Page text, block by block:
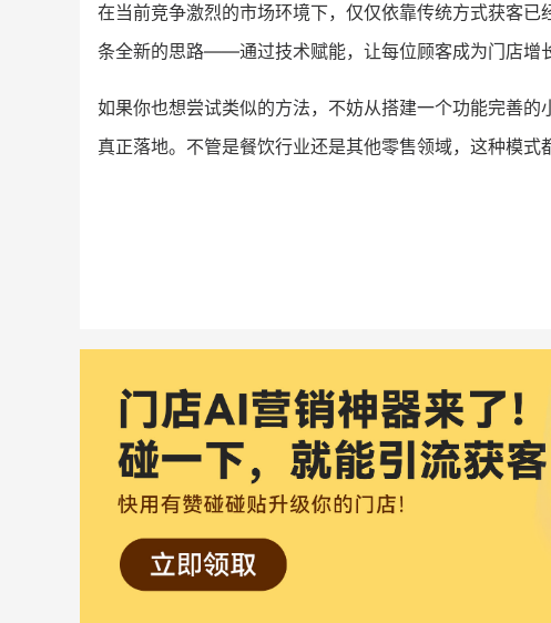
在当前竞争激烈的市场环境下，仅仅依靠传统方式获客
条全新的思路——通过技术赋能，让每位顾客成为门店增
如果你也想尝试类似的方法，不妨从搭建一个功能完善
真正落地。不管是餐饮行业还是其他零售领域，这种模式